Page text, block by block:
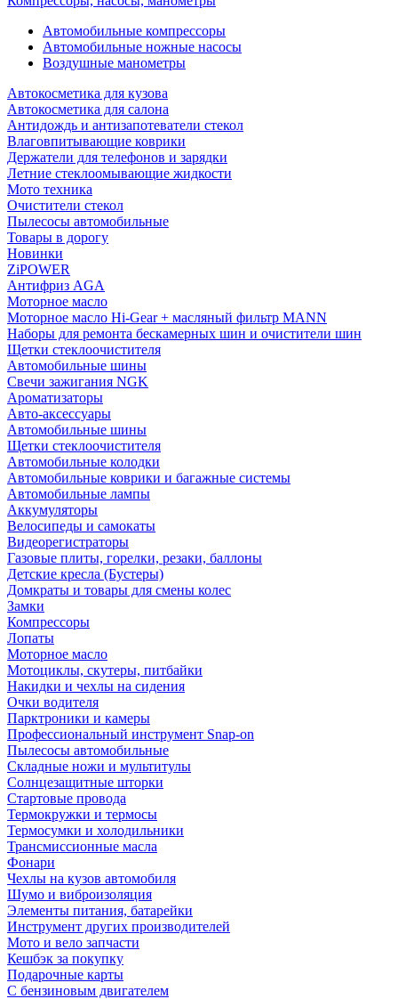
Автомобильные компрессоры
Автомобильные ножные насосы
Воздушные манометры
Автокосметика для кузова
Автокосметика для салона
Антидождь и антизапотеватели стекол
Влаговпитывающие коврики
Держатели для телефонов и зарядки
Летние стеклоомывающие жидкости
Мото техника
Очистители стекол
Пылесосы автомобильные
Товары в дорогу
Новинки
ZiPOWER
Антифриз AGA
Моторное масло
Моторное масло Hi-Gear + масляный фильтр MANN
Наборы для ремонта бескамерных шин и очистители шин
Щетки стеклоочистителя
Автомобильные шины
Свечи зажигания NGK
Ароматизаторы
Авто-аксессуары
Автомобильные шины
Щетки стеклоочистителя
Автомобильные колодки
Автомобильные коврики и багажные системы
Автомобильные лампы
Аккумуляторы
Велосипеды и самокаты
Видеорегистраторы
Газовые плиты, горелки, резаки, баллоны
Детские кресла (Бустеры)
Домкраты и товары для смены колес
Замки
Компрессоры
Лопаты
Моторное масло
Мотоциклы, скутеры, питбайки
Накидки и чехлы на сидения
Очки водителя
Парктроники и камеры
Профессиональный инструмент Snap-on
Пылесосы автомобильные
Складные ножи и мультитулы
Солнцезащитные шторки
Стартовые провода
Термокружки и термосы
Термосумки и холодильники
Трансмиссионные масла
Фонари
Чехлы на кузов автомобиля
Шумо и виброизоляция
Элементы питания, батарейки
Инструмент других производителей
Мото и вело запчасти
Кешбэк за покупку
Подарочные карты
С бензиновым двигателем